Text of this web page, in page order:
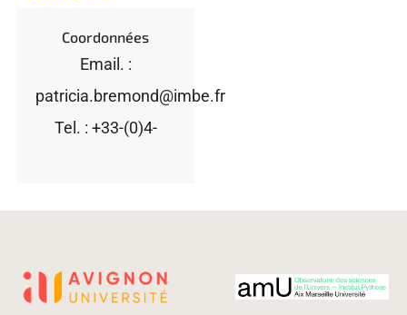
Coordonnées
Email. :
patricia.bremond@imbe.fr
Tel. : +33-(0)4-